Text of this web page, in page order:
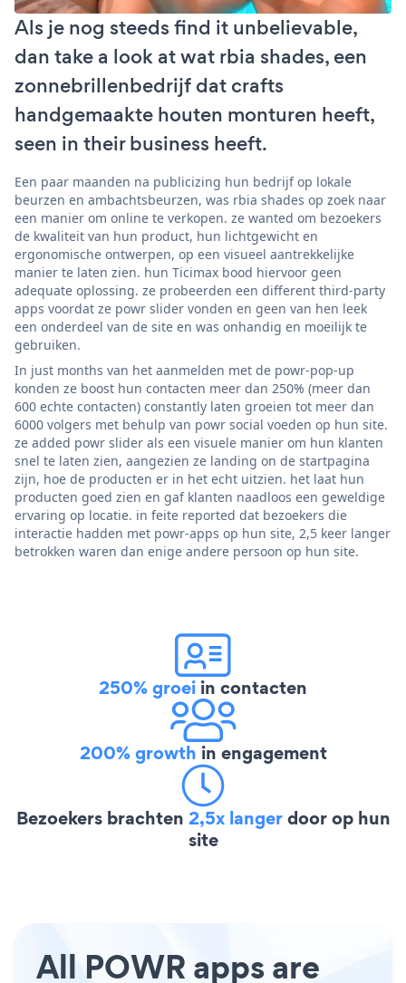
Als je nog steeds find it unbelievable,
dan take a look at wat rbia shades, een
zonnebrillenbedrijf dat crafts
handgemaakte houten monturen heeft,
seen in their business heeft.
Een paar maanden na publicizing hun bedrijf op lokale
beurzen en ambachtsbeurzen, was rbia shades op zoek naar
een manier om online te verkopen. ze wanted om bezoekers
de kwaliteit van hun product, hun lichtgewicht en
ergonomische ontwerpen, op een visueel aantrekkelijke
manier te laten zien. hun Ticimax bood hiervoor geen
adequate oplossing. ze probeerden een different third-party
apps voordat ze powr slider vonden en geen van hen leek
een onderdeel van de site en was onhandig en moeilijk te
gebruiken.
In just months van het aanmelden met de powr-pop-up
konden ze boost hun contacten meer dan 250% (meer dan
600 echte contacten) constantly laten groeien tot meer dan
6000 volgers met behulp van powr social voeden op hun site.
ze added powr slider als een visuele manier om hun klanten
snel te laten zien, aangezien ze landing on de startpagina
zijn, hoe de producten er in het echt uitzien. het laat hun
producten goed zien en gaf klanten naadloos een geweldige
ervaring op locatie. in feite reported dat bezoekers die
interactie hadden met powr-apps op hun site, 2,5 keer langer
betrokken waren dan enige andere persoon op hun site.
250% groei in contacten
200% growth in engagement
Bezoekers brachten 2,5x langerdoor op hun
site
All POWR apps are